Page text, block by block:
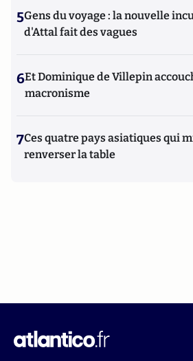
5Gens du voyage : la nouvelle
d'Attal fait des vagues
6Et Dominique de Villepin
macronisme
7Ces quatre pays asiatiques qui
renverser la table